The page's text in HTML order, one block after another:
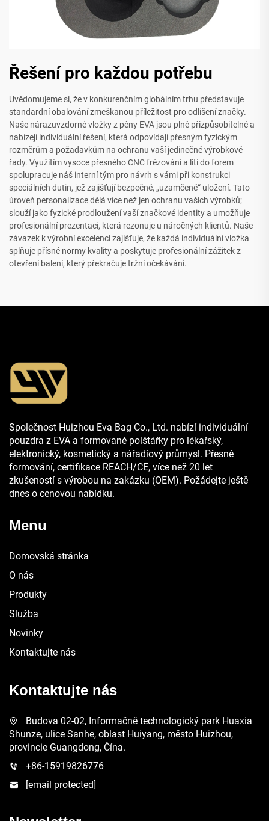
Řešení pro každou potřebu
Uvědomujeme si, že v konkurenčním globálním trhu představuje
standardní obalování zmeškanou příležitost pro odlišení značky.
Naše nárazuvzdorné vložky z pěny EVA jsou plně přizpůsobitelné a
nabízejí individuální řešení, která odpovídají přesným fyzickým
rozměrům a požadavkům na ochranu vaší jedinečné výrobkové
řady. Využitím vysoce přesného CNC frézování a lití do forem
spolupracuje náš interní tým pro návrh s vámi při konstrukci
speciálních dutin, jež zajišťují bezpečné, „uzamčené“ uložení. Tato
úroveň personalizace dělá více než jen ochranu vašich výrobků;
slouží jako fyzické prodloužení vaší značkové identity a umožňuje
profesionální prezentaci, která rezonuje u náročných klientů. Naše
závazek k výrobní excelenci zajišťuje, že každá individuální vložka
splňuje přísné normy kvality a poskytuje profesionální zážitek z
otevření balení, který překračuje tržní očekávání.
Společnost Huizhou Eva Bag Co., Ltd. nabízí individuální
pouzdra z EVA a formované polštářky pro lékařský,
elektronický, kosmetický a nářadíový průmysl. Přesné
formování, certifikace REACH/CE, více než 20 let
zkušeností s výrobou na zakázku (OEM). Požádejte ještě
dnes o cenovou nabídku.
Menu
Domovská stránka
O nás
Produkty
Služba
Novinky
Kontaktujte nás
Kontaktujte nás
Budova 02-02, Informačně technologický park Huaxia
Shunze, ulice Sanhe, oblast Huiyang, město Huizhou,
provincie Guangdong, Čína.
+86-15919826776
[email protected]